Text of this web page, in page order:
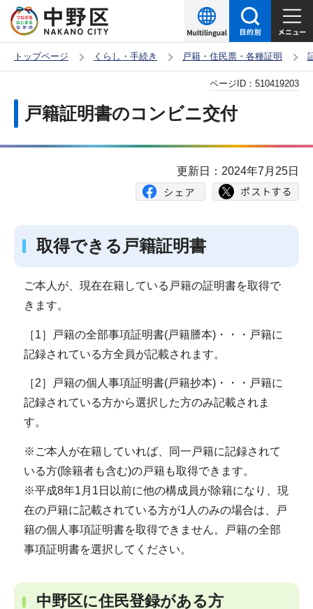
の
ー
頭
トップページ くらし・手続き 戸籍・住民票・各種証明
戸籍証明書のコンビニ交付
ページID： 510419203
更新日：2024年7月25日
取得できる戸籍証明書
ご本人が、現在在籍している戸籍の証明書を取得で
きます。
［1］戸籍の全部事項証明書(戸籍謄本)・・・戸籍に
記録されている方全員が記載されます。
［2］戸籍の個人事項証明書(戸籍抄本)・・・戸籍に
記録されている方から選択した方のみ記載されま
す。
※ご本人が在籍していれば、同一戸籍に記録されて
いる方(除籍者も含む)の戸籍も取得できます。
※平成8年1月1日以前に他の構成員が除籍になり、現
在の戸籍に記載されている方が1人のみの場合は、戸
籍の個人事項証明書を取得できません。戸籍の全部
事項証明書を選択してください。
中野区に住民登録がある方